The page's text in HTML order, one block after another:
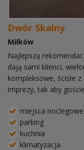
Dwór Skalny
Miłków
Najlepszą
dają sami klienci,
kompleksowe, ścisłe
imprezy, tak aby
miejsca noclegowe
parking
kuchnia
klimatyzacja